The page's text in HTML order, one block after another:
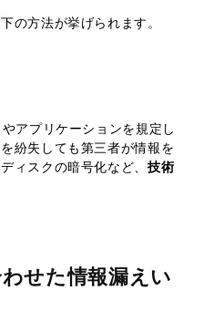
の方法が挙げられます。
アプリケーションを規定し
紛失しても第三者が情報を
ィスクの暗号化など、 技術
せた情報漏えい